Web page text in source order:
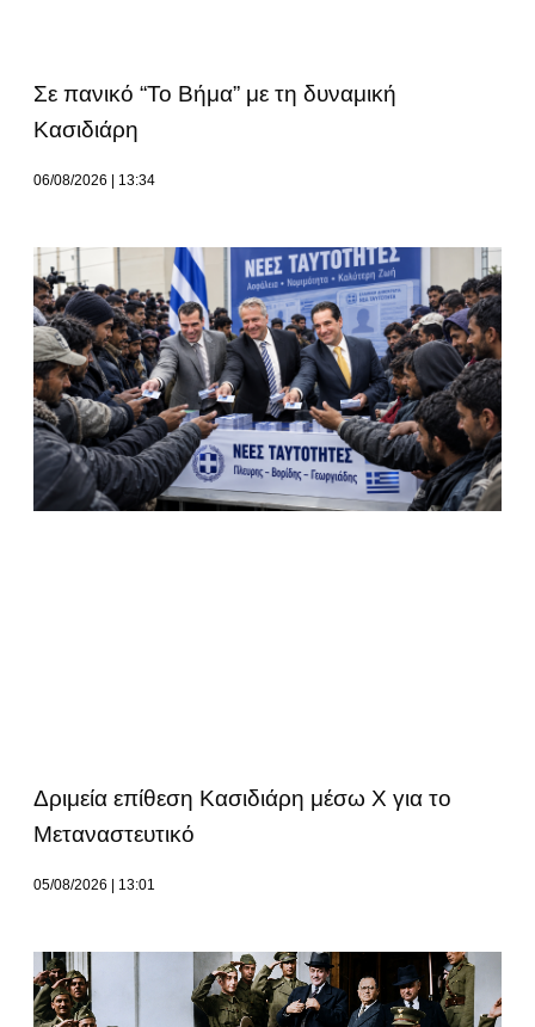
Σε πανικό “Το Βήμα” με τη δυναμική
Κασιδιάρη
06/08/2026 13:34
Δριμεία επίθεση Κασιδιάρη μέσω Χ για το
Μεταναστευτικό
05/08/2026 13:01